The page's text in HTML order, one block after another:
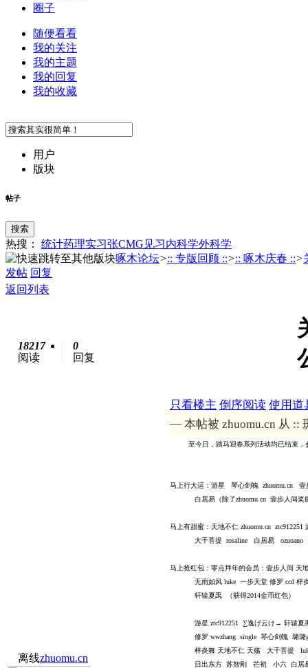
圈子
随便看看
我的关注
我的主题
我的回复
我的收藏
用户
版块
帖子
搜索
热搜： 统计药理实习张CMG 见习内科学外科学
啄木论坛>:: 专版回顾 ::>:: 啄木庆春 ::>
发帖 回复
返回列表
18217
阅读
0
回复
离线zhuomu.cn
只看楼主 倒序阅读 使用道
— 本帖被 zhuomu.cn 从 ::
至今日，踏马迎春系列活动均已结束，
马上行大运：游星 琴心剑魄 zhuomu.cn 壹
白居易（除了zhuomu.cn 壹步人间奖
马上有甜蜜：天地不仁 zhuomu.cn ztc912251
大千菩提 rosaline 白居易
马上抢红包：零点拜年的会员：壹步人间 天
无雨如风 luke 一步天堂 修罗 ccd 梓
轩辕夏禹
（获得2014金币红包）
游星 ztc912251 ∑逸げ云け→ 轩辕夏
修罗 wwzhang single 琴心剑魄 璐璐
梓炎舞 天地不仁 天殇 大千菩提
日出东方 苏智刚 芒初 小六 白居